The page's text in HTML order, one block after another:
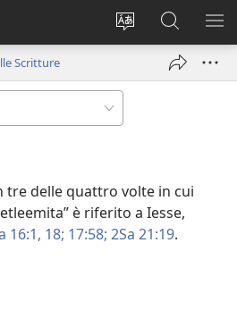
Modificare
Accedi
(apre
finestra)
Cerca
in
JW.ORG
Scritture
tre delle quattro volte in cui
è riferito a Iesse,
16:1, 18; 17:58; 2Sa 21:19.